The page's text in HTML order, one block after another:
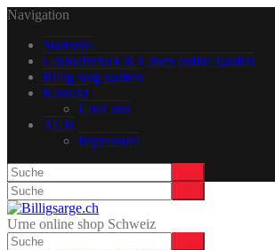
Navigation
Startseite
Grabschmuck & Urnen online kaufen
Billig sarg kaufen
Kontakt
Über uns
AGB
Impressum
Urne online shop Schweiz